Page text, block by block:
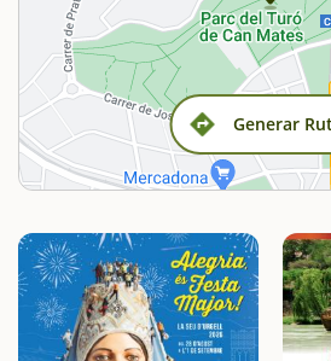
Generar